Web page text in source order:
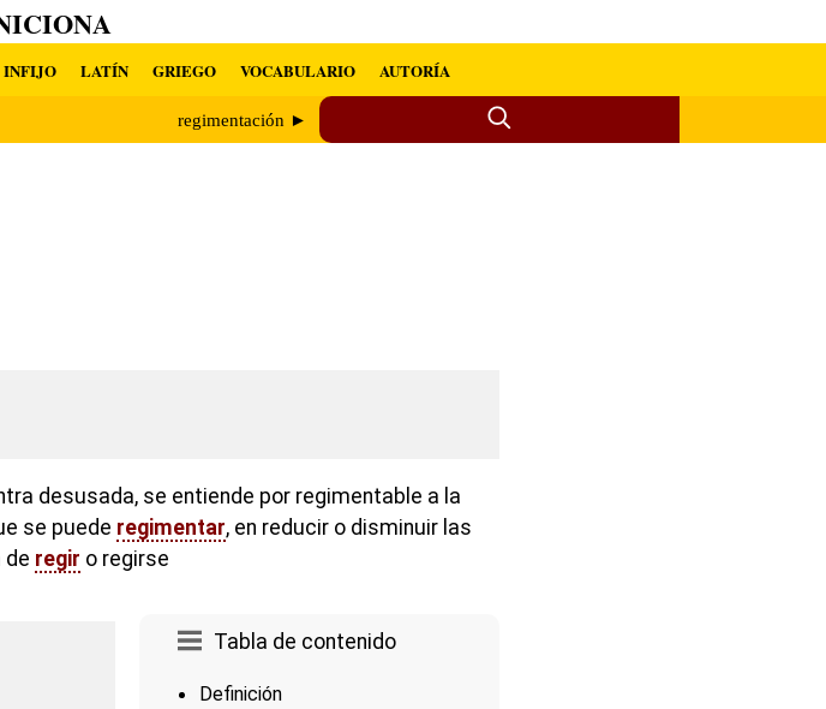
INFIJO LATÍN GRIEGO VOCABULARIO AUTORÍA
regimentación ►
desusada, se entiende por regimentable a la
se puede regimentar, en reducir o disminuir las
de regir o regirse
Tabla de contenido
Definición